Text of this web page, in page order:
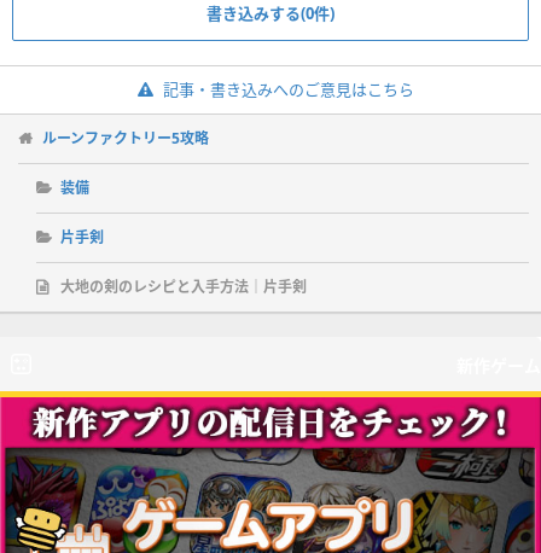
書き込みする(0件)
記事・書き込みへのご意見はこちら
ルーンファクトリー5攻略
装備
片手剣
大地の剣のレシピと入手方法｜片手剣